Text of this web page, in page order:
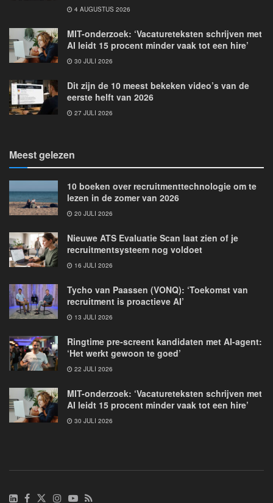
4 AUGUSTUS 2026
MIT-onderzoek: ‘Vacatureteksten schrijven met
AI leidt 15 procent minder vaak tot een hire’
30 JULI 2026
Dit zijn de 10 meest bekeken video’s van de
eerste helft van 2026
27 JULI 2026
Meest gelezen
10 boeken over recruitmenttechnologie om te
lezen in de zomer van 2026
20 JULI 2026
Nieuwe ATS Evaluatie Scan laat zien of je
recruitmentsysteem nog voldoet
16 JULI 2026
Tycho van Paassen (VONQ): ‘Toekomst van
recruitment is proactieve AI’
13 JULI 2026
Ringtime pre-screent kandidaten met AI-agent:
‘Het werkt gewoon te goed’
22 JULI 2026
MIT-onderzoek: ‘Vacatureteksten schrijven met
AI leidt 15 procent minder vaak tot een hire’
30 JULI 2026